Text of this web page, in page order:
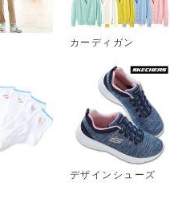
カーディガン
デザインシューズ